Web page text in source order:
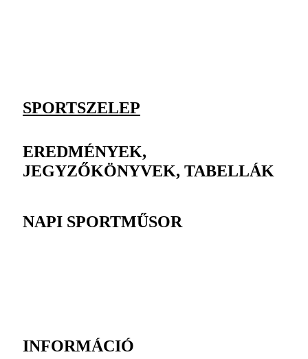
SPORTSZELEP
EREDMÉNYEK,
JEGYZŐKÖNYVEK, TABELLÁK
NAPI SPORTMŰSOR
INFORMÁCIÓ